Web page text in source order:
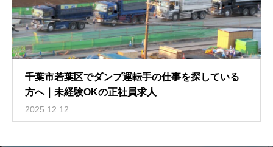
千葉市若葉区でダンプ運転手の仕事を探している
方へ｜未経験OKの正社員求人
2025.12.12